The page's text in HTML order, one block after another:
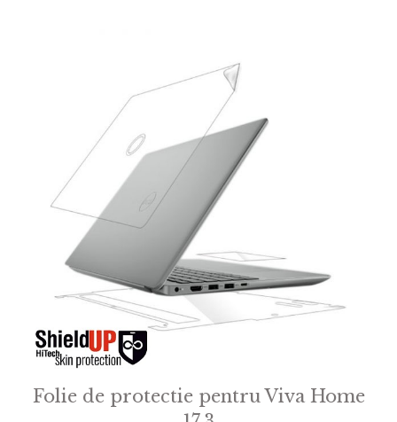
Folie de protectie pentru Viva Home